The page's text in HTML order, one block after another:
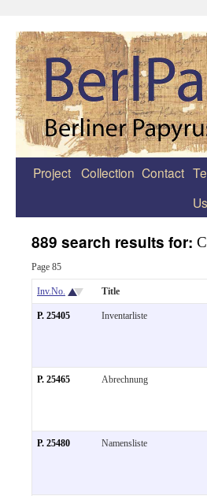
Zum
Project Collection Contact
889 search results for:
Page 85
Inv.No. Title
P. 25405 Inventarliste
P. 25465 Abrechnung
P. 25480 Namensliste